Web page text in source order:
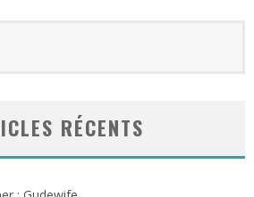
RÉCENTS